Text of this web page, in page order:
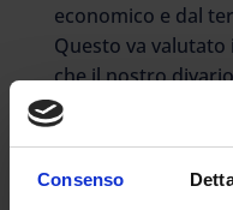
Consenso
economico e dal
Questo va
che il nostro
continua ad
superiore (54,8%